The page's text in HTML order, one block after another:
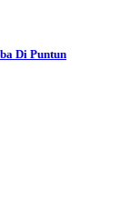
Di Puntun